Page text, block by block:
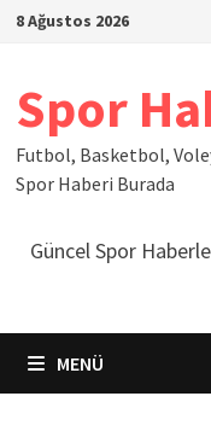
İçeriğe
8 Ağustos 2026
Spor
Futbol, Basketbol,
Spor Haberi Burada
Güncel Spor
MENÜ